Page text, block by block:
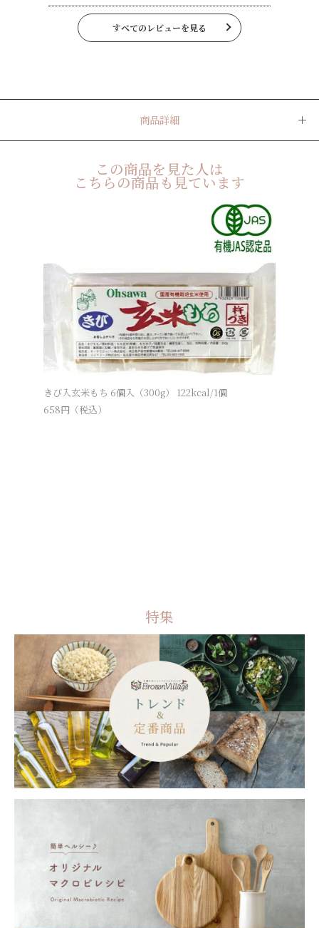
すべてのレビューを見る
商品詳細
この商品を見た人は
こちらの商品も見ています
きび入玄米もち 6個入（300g） 122kcal/1個
658円（税込）
特集